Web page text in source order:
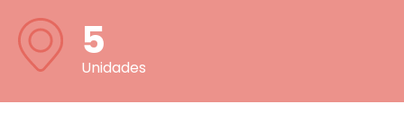
5
Unidades